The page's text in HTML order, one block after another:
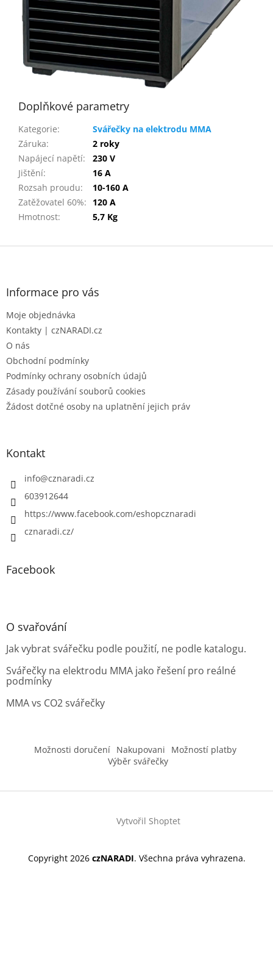
Doplňkové parametry
Kategorie:
Svářečky na elektrodu MMA
Záruka:
2 roky
Napájecí napětí:
230 V
Jištění:
16 A
Rozsah proudu:
10-160 A
Zatěžovatel 60%:
120 A
Hmotnost: 5,7 Kg
Z
Informace pro vás
Moje objednávka
Kontakty | czNARADI.cz
O nás
Obchodní podmínky
Podmínky ochrany osobních údajů
Zásady používání souborů cookies
Žádost dotčné osoby na uplatnění jejich práv
Kontakt
info@cznaradi.cz
603912644
https://www.facebook.com/eshopcznaradi
cznaradi.cz/
Facebook
O svařování
Jak vybrat svářečku podle použití, ne podle katalogu.
Svářečky na elektrodu MMA jako řešení pro reálné
podmínky
MMA vs CO2 svářečky
Možnosti doručení Nakupovani
Možností platby
Výběr svářečky
Vytvořil Shoptet
Copyright 2026 czNARADI. Všechna práva vyhrazena.